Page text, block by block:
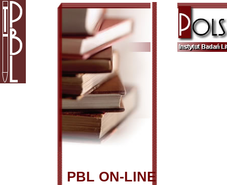
PBL ON-LINE